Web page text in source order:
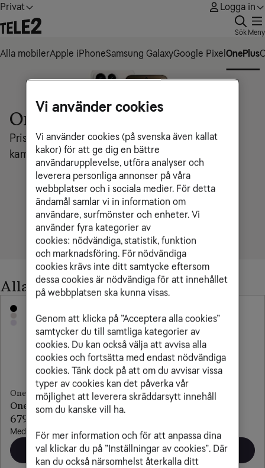
Privat Logga in
Sök Meny
Alla mobilerApple iPhoneSamsung GalaxyGoogle Pixel OnePlus
OnePlus
Prisvärda premiummobiler med bra kvalitet och
kamera i toppklass.
Alla OnePlus-mobiler
OnePlus
OnePlus 15
679 kr/mån
Med obegränsad surf
Beställ
OnePlus
OnePlus Open
Med obegränsad surf
Beställ
Vi använder cookies
Vi använder cookies (på svenska även kallat
kakor) för att ge dig en bättre
användarupplevelse, utföra analyser och
leverera personliga annonser på våra
webbplatser och i sociala medier. För detta
ändamål samlar vi in information om
användare, surfmönster och enheter. Vi
använder fyra kategorier av
cookies: nödvändiga, statistik, funktion
och marknadsföring. För nödvändiga
cookies krävs inte ditt samtycke eftersom
dessa cookies är nödvändiga för att innehållet
på webbplatsen ska kunna visas.
Genom att klicka på ”Acceptera alla cookies”
samtycker du till samtliga kategorier av
cookies. Du kan också välja att avvisa alla
cookies och fortsätta med endast nödvändiga
cookies. Tänk dock på att om du avvisar vissa
typer av cookies kan det påverka vår
möjlighet att leverera skräddarsytt innehåll
som du kanske vill ha.
För mer information och för att anpassa dina
val klickar du på ”Inställningar av cookies”. Där
kan du också närsomhelst återkalla ditt